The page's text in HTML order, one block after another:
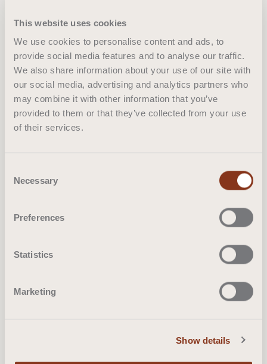
This website uses cookies
We use cookies to personalise content and ads, to
provide social media features and to analyse our traffic.
We also share information about your use of our site with
our social media, advertising and analytics partners who
may combine it with other information that you’ve
provided to them or that they’ve collected from your use
of their services.
Selection
Necessary
Preferences
Statistics
Marketing
Show details
également être commandées séparément
indépendamment des poufs. Les couleurs se
combinent parfaitement à celles de la collection
de tapis de Casalis.
Où acheter